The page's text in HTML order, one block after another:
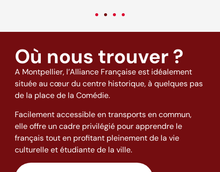
Où nous trouver ?
A Montpellier, l’Alliance Française est idéalement
située au cœur du centre historique, à quelques pas
de la place de la Comédie.
Facilement accessible en transports en commun,
elle offre un cadre privilégié pour apprendre le
français tout en profitant pleinement de la vie
culturelle et étudiante de la ville.